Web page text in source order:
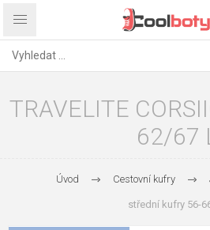
TRAVELITE
62/67
Úvod Cestovní kufry
střední kufry 56-